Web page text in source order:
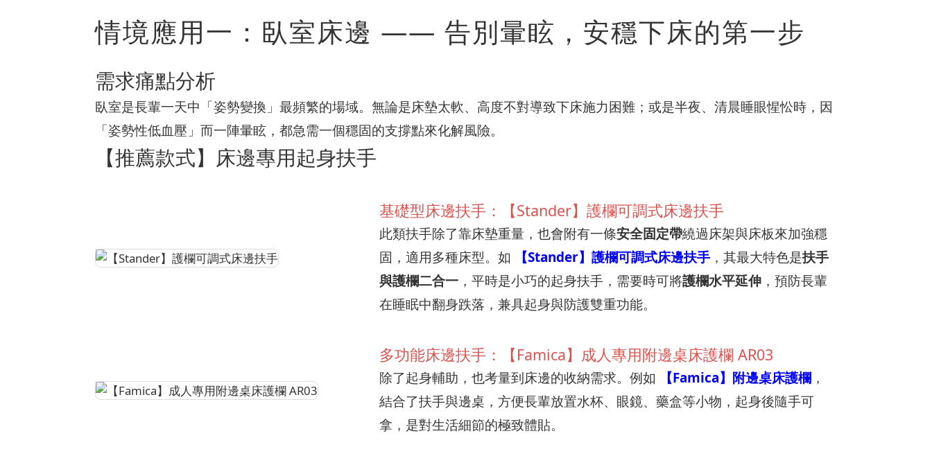
情境應用一：臥室床邊 —— 告別暈眩，安穩下床的第一步
需求痛點分析
臥室是長輩一天中「姿勢變換」最頻繁的場域。無論是床墊太軟、高度不對導致下床施力困難；或是半夜、清晨睡眼惺忪時，因
「姿勢性低血壓」而一陣暈眩，都急需一個穩固的支撐點來化解風險。
【推薦款式】床邊專用起身扶手
基礎型床邊扶手：【Stander】護欄可調式床邊扶手
此類扶手除了靠床墊重量，也會附有一條安全固定帶繞過床架與床板來加強穩
固，適用多種床型。如
【Stander】護欄可調式床邊扶手 ，其最大特色是扶手
與護欄二合一 ，平時是小巧的起身扶手，需要時可將護欄水平延伸 ，預防長輩
在睡眠中翻身跌落，兼具起身與防護雙重功能。
多功能床邊扶手：【Famica】成人專用附邊桌床護欄 AR03
除了起身輔助，也考量到床邊的收納需求。例如 【Famica】附邊桌床護欄 ，
結合了扶手與邊桌，方便長輩放置水杯、眼鏡、藥盒等小物，起身後隨手可
拿，是對生活細節的極致體貼。